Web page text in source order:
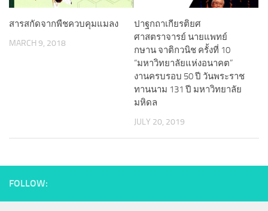
สารสกัดจากพืชควบคุมแมลง
MARCH 9, 2018
ปาฐกถาเกียรติยศ
ศาสตราจารย์ นายแพทย์
กษาน จาติกวนิช ครั้งที่ 10
“มหาวิทยาลัยแห่งอนาคต”
งานครบรอบ 50 ปี วันพระราช
ทานนาม 131 ปี มหาวิทยาลัย
มหิดล
JULY 20, 2019
FOLLOW: